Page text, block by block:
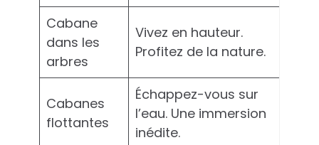
Cabane
dans les
arbres
Vivez en hauteur.
Profitez de la nature.
Cabanes
flottantes
Échappez-vous sur
l’eau. Une immersion
inédite.